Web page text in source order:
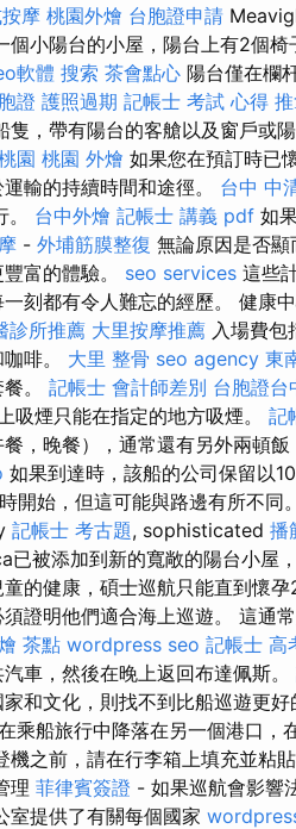
摩 桃園外燴 台胞證申請
個小陽台的小屋，陽台上有2個
軟體 搜索 茶會點心 陽台僅在欄
證 護照過期 記帳士 考試 心得
隻，帶有陽台的客艙以及窗戶或
園 桃園 外燴 如果您在預訂時已
輸的持續時間和途徑。 台中 中
。 台中外燴 記帳士 講義 pdf 如
- 外埔筋膜整復 無論原因是否顯
富的體驗。 seo services 這些
刻都有令人難忘的經歷。 健康
診所推薦 大里按摩推薦 入場費包
啡。 大里 整骨 seo agency 東
。 記帳士 會計師差別 台胞證台
吸煙只能在指定的地方吸煙。 記
，晚餐），通常還有另外兩頓飯
如果到達時，該船的公司保留以
開始，但這可能與路邊有所不
記帳士 考古題, sophisticated 播
已被添加到新的寬敞的陽台小屋
的健康，碩士巡航只能直到懷
證明他們適合海上巡遊。 這通
茶點 wordpress seo 記帳士 高
車，然後在晚上返回布達佩斯。
和文化，則找不到比船巡遊更好
乘船旅行中降落在另一個港口，
機之前，請在行李箱上填充並粘
理 菲律賓簽證 - 如果巡航會影響
室提供了有關每個國家